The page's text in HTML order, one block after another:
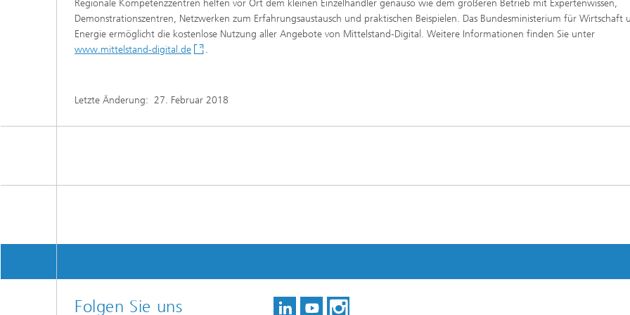
Regionale Kompetenzzentren helfen vor Ort dem kleinen Einzelhändler genauso wie dem größeren Betrieb mit Expertenwissen,
Demonstrationszentren, Netzwerken zum Erfahrungsaustausch und praktischen Beispielen. Das Bundesministerium für Wirtschaft
Energie ermöglicht die kostenlose Nutzung aller Angebote von Mittelstand-Digital. Weitere Informationen finden Sie unter
www.mittelstand-digital.de
.
Letzte Änderung: 27. Februar 2018
Folgen Sie uns